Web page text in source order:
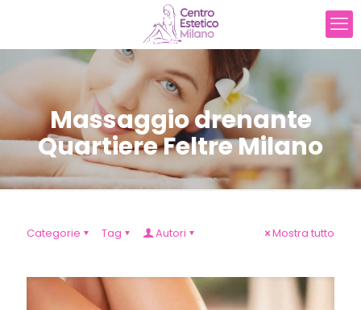
Massaggio drenante
Quartiere Feltre Milano
Categorie Tag Autori Mostra tutto